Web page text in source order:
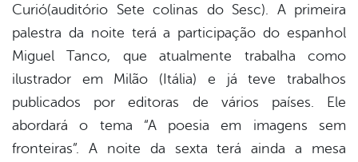
Curió(auditório Sete colinas do Sesc). A primeira
palestra da noite terá a participação do espanhol
Miguel Tanco, que atualmente trabalha como
ilustrador em Milão (Itália) e já teve trabalhos
publicados por editoras de vários países. Ele
abordará o tema “A poesia em imagens sem
fronteiras”. A noite da sexta terá ainda a mesa